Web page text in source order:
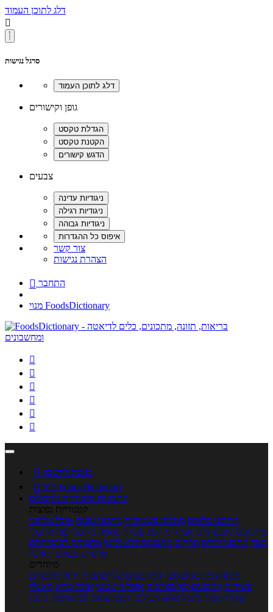
דלג לתוכן העמוד

סרגל נגישות
גופן וקישורים
צבעים
צור קשר
הצהרת נגישות
 התחבר
מנוי FoodsDictionary






 כניסה לחשבון

מנוי FoodsDictionary
מתכונים קטגוריות מתכונים
קטגוריות נפוצות
מתכוני סלטים מתכוני פשטידות מתכוני עוגות אוכל צמחוני
מתכונים לטבעוניים אפייה מוקפץ עוגיות פסטה מתכוני עוף מתכוני
בשר מתכוני ילדים מרקים מתכונים ללא גלוטן מתכונים לסוכרתיים
טרנדים בעולם האוכל
מיוחדים
מנתח המתכונים ספר המתכונים שלי מתכוני וידאו מתכונים
עשירים מתכונים לפי מצרכים אוכל דיאטטי אוכל בריא מאכלי
עדות ספרי בישול מתכונים לפי חגים ועונות לפי שיטות הכנה